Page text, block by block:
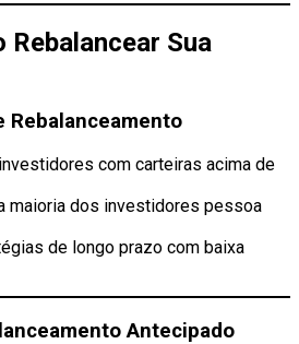
Rebalancear Sua
Rebalanceamento
com carteiras acima de
maioria dos investidores pessoa
de longo prazo com baixa
Antecipado